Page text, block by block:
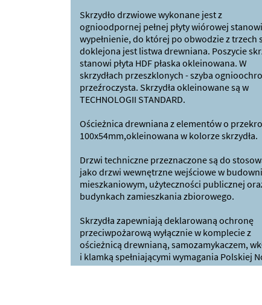
Skrzydło drzwiowe wykonane jest z
ognioodpornej pełnej płyty wiórowej
wypełnienie, do której po obwodzie z trzech
doklejona jest listwa drewniana. Poszycie
stanowi płyta HDF płaska okleinowana. W
skrzydłach przeszklonych - szyba
przeźroczysta. Skrzydła okleinowane są w
TECHNOLOGII STANDARD.
Ościeżnica drewniana z elementów o
100x54mm,okleinowana w kolorze skrzydła.
Drzwi techniczne przeznaczone są do
jako drzwi wewnętrzne wejściowe w
mieszkaniowym, użyteczności publicznej
budynkach zamieszkania zbiorowego.
Skrzydła zapewniają deklarowaną ochronę
przeciwpożarową wyłącznie w komplecie z
ościeżnicą drewnianą, samozamykaczem,
i klamką spełniającymi wymagania Polskiej